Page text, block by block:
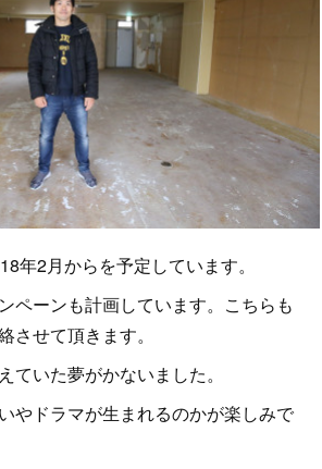
年2月からを予定しています。
ペーンも計画しています。こちらも
させて頂きます。
ていた夢がかないました。
やドラマが生まれるのかが楽しみで